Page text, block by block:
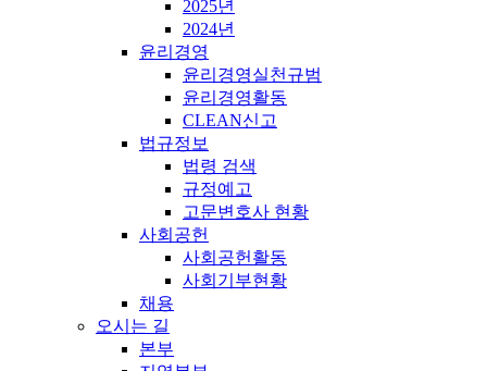
2025년
2024년
윤리경영
윤리경영실천규범
윤리경영활동
CLEAN신고
법규정보
법령 검색
규정예고
고문변호사 현황
사회공헌
사회공헌활동
사회기부현황
채용
오시는 길
본부